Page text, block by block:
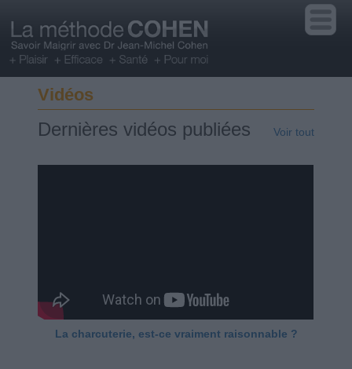
Vidéos
Dernières vidéos publiées Voir tout
La charcuterie, est-ce vraiment raisonnable ?